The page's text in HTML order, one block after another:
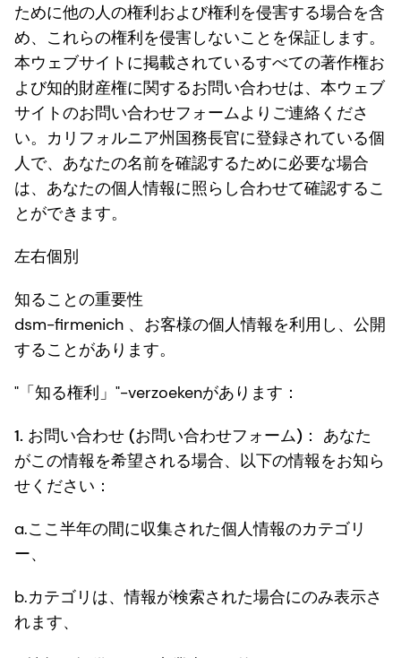
ために他の人の権利および権利を侵害する場合を含
め、これらの権利を侵害しないことを保証します。
本ウェブサイトに掲載されているすべての著作権お
よび知的財産権に関するお問い合わせは、本ウェブ
サイトのお問い合わせフォームよりご連絡くださ
い。カリフォルニア州国務長官に登録されている個
人で、あなたの名前を確認するために必要な場合
は、あなたの個人情報に照らし合わせて確認するこ
とができます。
左右個別
知ることの重要性
dsm-firmenich 、お客様の個人情報を利用し、公開
することがあります。
"「知る権利」"-verzoekenがあります：
1. お問い合わせ (お問い合わせフォーム)： あなた
がこの情報を希望される場合、以下の情報をお知ら
せください：
a.ここ半年の間に収集された個人情報のカテゴリ
ー、
b.カテゴリは、情報が検索された場合にのみ表示さ
れます、